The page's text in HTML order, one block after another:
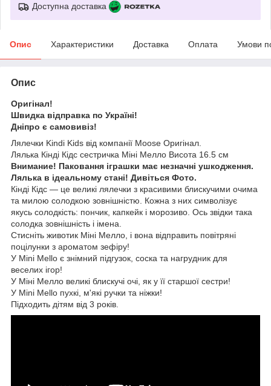
Доступна доставка
Опис Характеристики Доставка Оплата Умови
Опис
Оригінал!
Швидка відправка по Україні!
Дніпро є самовивіз!
Лялечки Kindi Kids від компанії Moose Оригінал.
Лялька Кінді Кідс сестричка Міні Мелло Висота 16.5 см
Внимание! Паковання іграшки має незначні ушкодження.
Лялька в ідеальному стані! Дивіться Фото.
Кінді Кідс — це великі лялечки з красивими блискучими очима
та милою солодкою зовнішністю. Кожна з них символізує
якусь солодкість: пончик, капкейк і морозиво. Ось звідки така
солодка зовнішність і імена.
Стисніть животик Міні Мелло, і вона відправить повітряні
поцілунки з ароматом зефіру!
У Mini Mello є знімний підгузок, соска та нагрудник для
веселих ігор!
У Міні Мелло великі блискучі очі, як у її старшої сестри!
У Mini Mello пухкі, м'які ручки та ніжки!
Підходить дітям від 3 років.